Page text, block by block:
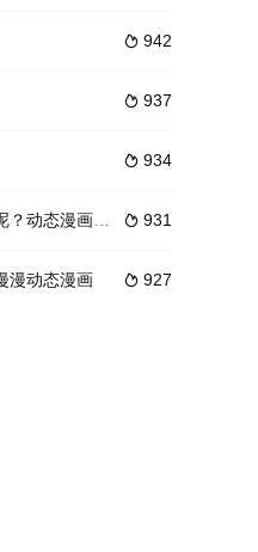
征途，不顾艰
易，她要成为他名义上的未婚妻，
 942
 937
 934
 931
态漫画第2季
 927
漫动态漫画